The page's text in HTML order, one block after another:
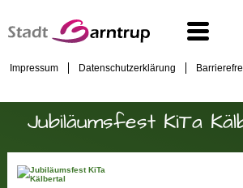
Impressum Datenschutzerklärung
Jubiläumsfest KiTa